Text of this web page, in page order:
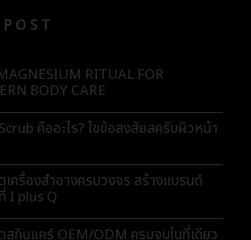
RITUAL FOR
BODY CARE
คืออะไร? ไขข้อสงสัยสครับผิวหน้า
ครื่องสำอางครบวงจร สร้างแบรนด์
I plus Q
กินแคร์ OEM/ODM ครบจบในที่เดียว